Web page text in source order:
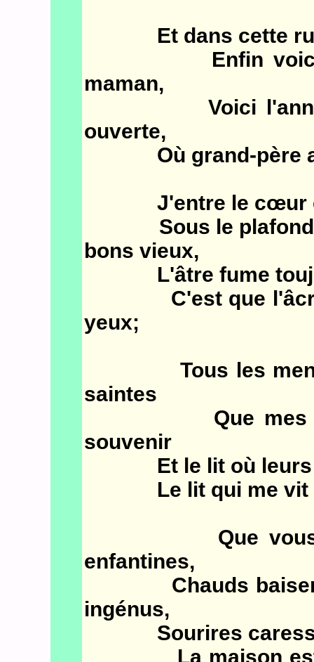
Et dans cette
Enfin voici le
maman,
Voici l'anneau
ouverte,
Où grand-père
J'entre le cœur
Sous le plafond
bons vieux,
L'âtre fume
C'est que l'âcre
yeux;
Tous les menus
saintes
Que mes
souvenir
Et le lit où leurs
Le lit qui me vit
Que vous êtes
enfantines,
Chauds baisers
ingénus,
Sourires
La maison est